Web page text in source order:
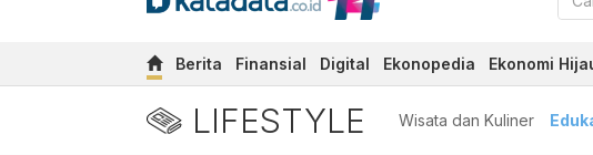
Berita Finansial Digital Ekonopedia Ekonomi
LIFESTYLE Wisata dan Kuliner